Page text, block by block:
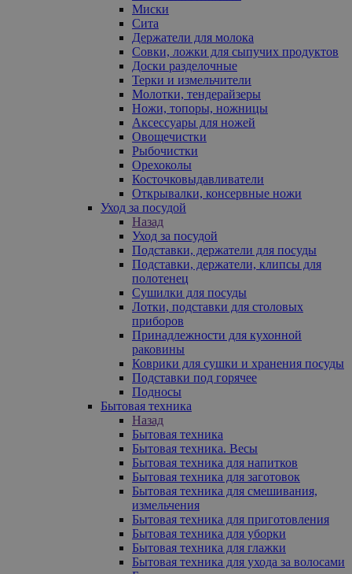
Миски
Сита
Держатели для молока
Совки, ложки для сыпучих продуктов
Доски разделочные
Терки и измельчители
Молотки, тендерайзеры
Ножи, топоры, ножницы
Аксессуары для ножей
Овощечистки
Рыбочистки
Орехоколы
Косточковыдавливатели
Открывалки, консервные ножи
Уход за посудой
Назад
Уход за посудой
Подставки, держатели для посуды
Подставки, держатели, клипсы для
полотенец
Сушилки для посуды
Лотки, подставки для столовых
приборов
Принадлежности для кухонной
раковины
Коврики для сушки и хранения посуды
Подставки под горячее
Подносы
Бытовая техника
Назад
Бытовая техника
Бытовая техника. Весы
Бытовая техника для напитков
Бытовая техника для заготовок
Бытовая техника для смешивания,
измельчения
Бытовая техника для приготовления
Бытовая техника для уборки
Бытовая техника для глажки
Бытовая техника для ухода за волосами